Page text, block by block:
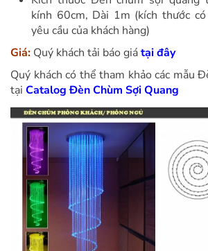
kính 60cm, Dài 1m (kích thước
yêu cầu của khách hàng)
Giá: Quý khách tải báo giátại đây
Quý khách có thể tham khảo các mẫu
tại Catalog Đèn Chùm Sợi Quang